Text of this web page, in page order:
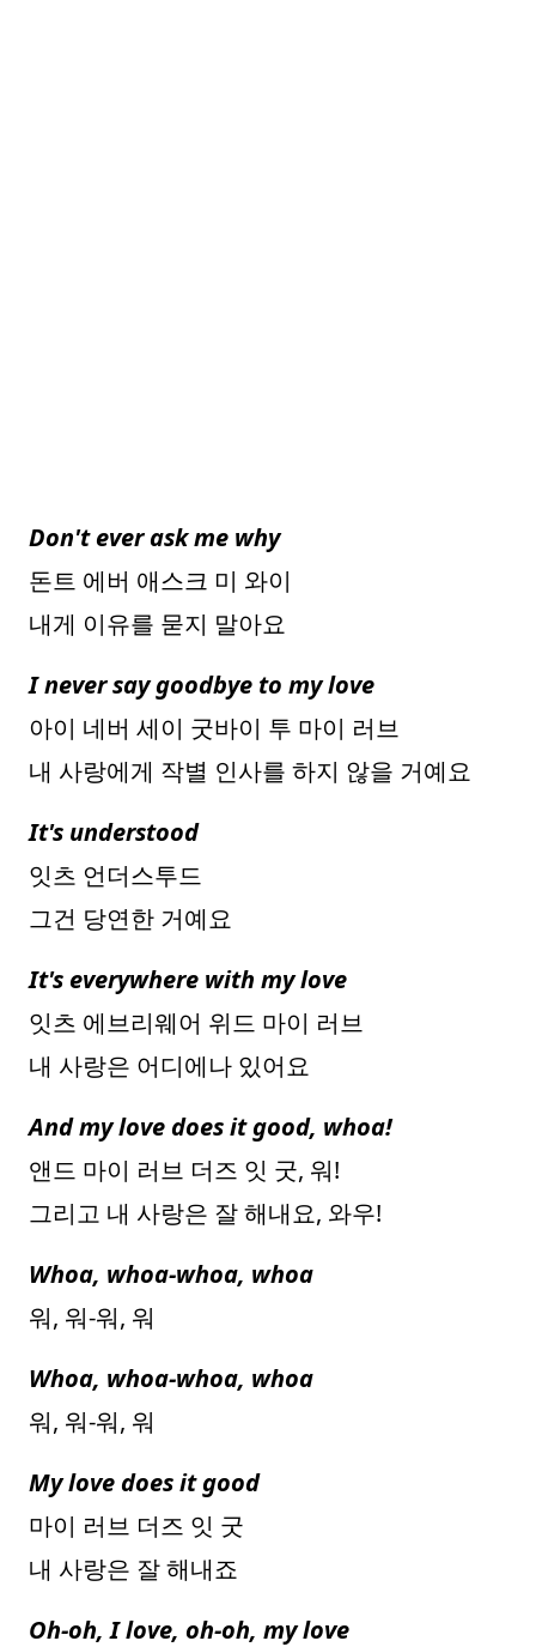
Don't ever ask me why
돈트 에버 애스크 미 와이
내게 이유를 묻지 말아요
I never say goodbye to my love
아이 네버 세이 굿바이 투 마이 러브
내 사랑에게 작별 인사를 하지 않을 거예요
It's understood
잇츠 언더스투드
그건 당연한 거예요
It's everywhere with my love
잇츠 에브리웨어 위드 마이 러브
내 사랑은 어디에나 있어요
And my love does it good, whoa!
앤드 마이 러브 더즈 잇 굿, 워!
그리고 내 사랑은 잘 해내요, 와우!
Whoa, whoa-whoa, whoa
워, 워-워, 워
Whoa, whoa-whoa, whoa
워, 워-워, 워
My love does it good
마이 러브 더즈 잇 굿
내 사랑은 잘 해내죠
Oh-oh, I love, oh-oh, my love